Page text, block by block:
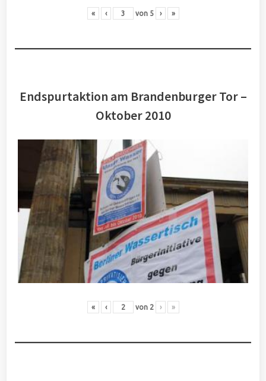
« ‹ von 5 › »
Endspurtaktion am Brandenburger Tor –
Oktober 2010
« ‹ von 2 › »